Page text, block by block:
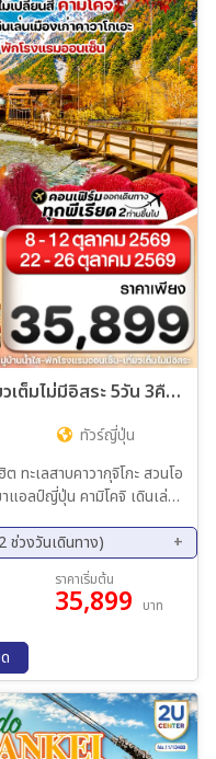
ทัวร์ญี่ปุ่น โตเกียว คามิโคจิ ฟูจิ เที่ยวเต็มไม่มีอิสระ 5วัน 3คืน (VZ)
ทัวร์ญี่ปุ่น
ทะเลสาบคาวากุจิโกะ สวนโอ
, บุฟเฟ่ต์ขาปู ช้อปปิ้งจุใจ
คืน / พักนากาโนะ 1 คืน / พัก
ร้อนบนเครื่องไป-กลับ และ
วงวันเดินทาง)
22 ต.ค. 69 - 26 ต.ค. 69
ราคาเริ่มต้น
35,899 บาท